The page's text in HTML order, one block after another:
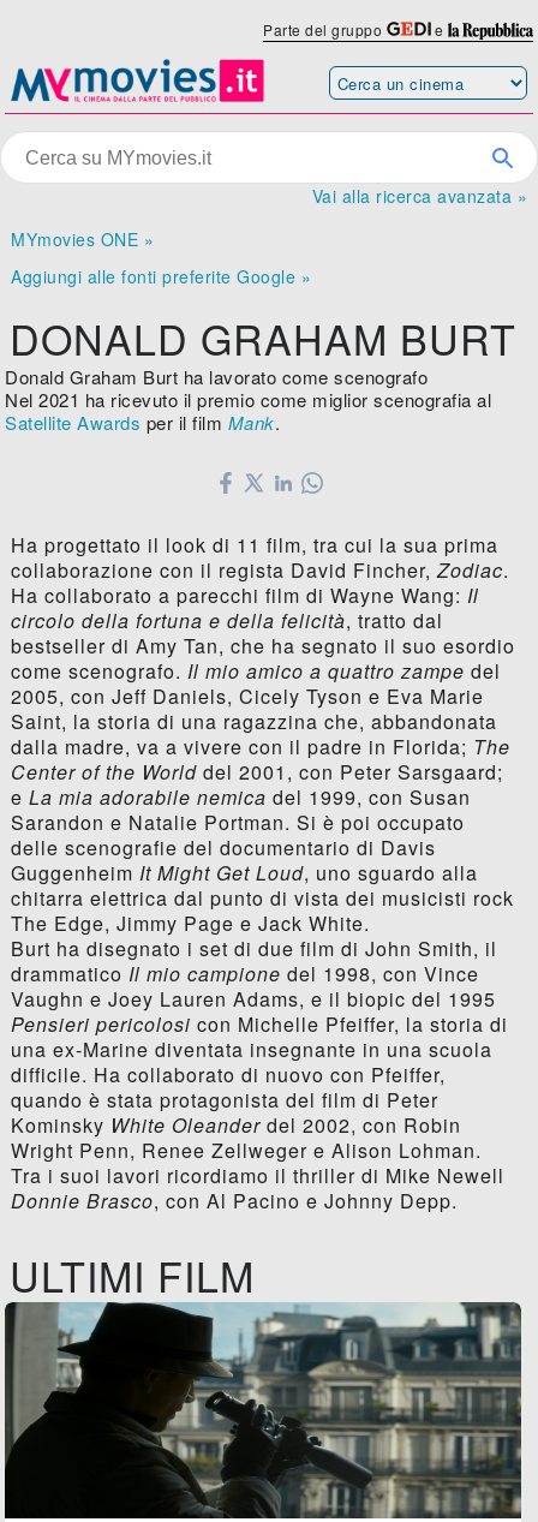
Parte del gruppo e
Vai alla ricerca avanzata »
MYmovies ONE »
Aggiungi alle fonti preferite Google »
DONALD GRAHAM BURT
Donald Graham Burt ha lavorato come scenografo
Nel 2021 ha ricevuto il premio come miglior scenografia al
Satellite Awards per il film Mank.
Ha progettato il look di 11 film, tra cui la sua prima
collaborazione con il regista David Fincher,Zodiac.
Ha collaborato a parecchi film di Wayne Wang: Il
circolo della fortuna e della felicità, tratto dal
bestseller di Amy Tan, che ha segnato il suo esordio
come scenografo. Il mio amico a quattro zampe del
2005, con Jeff Daniels, Cicely Tyson e Eva Marie
Saint, la storia di una ragazzina che, abbandonata
dalla madre, va a vivere con il padre in Florida; The
Center of the Worlddel 2001, con Peter Sarsgaard;
e La mia adorabile nemica del 1999, con Susan
Sarandon e Natalie Portman. Si è poi occupato
delle scenografie del documentario di Davis
Guggenheim It Might Get Loud, uno sguardo alla
chitarra elettrica dal punto di vista dei musicisti rock
The Edge, Jimmy Page e Jack White.
Burt ha disegnato i set di due film di John Smith, il
drammatico Il mio campione del 1998, con Vince
Vaughn e Joey Lauren Adams, e il biopic del 1995
Pensieri pericolosi con Michelle Pfeiffer, la storia di
una ex-Marine diventata insegnante in una scuola
difficile. Ha collaborato di nuovo con Pfeiffer,
quando è stata protagonista del film di Peter
Kominsky White Oleanderdel 2002, con Robin
Wright Penn, Renee Zellweger e Alison Lohman.
Tra i suoi lavori ricordiamo il thriller di Mike Newell
Donnie Brasco, con Al Pacino e Johnny Depp.
ULTIMI FILM